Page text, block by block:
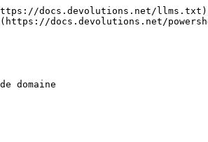
docs.devolutions.net/llms.txt).
docs.devolutions.net/
domaine